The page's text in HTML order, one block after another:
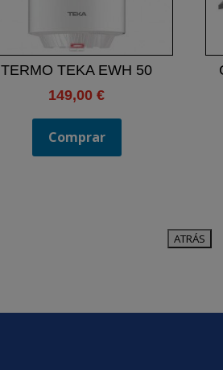
TERMO TEKA EWH 50
149,00€
Comprar